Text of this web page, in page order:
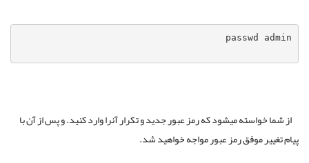
از شما خواسته میشود که رمز عبور جدید و تکرار آنرا وارد کنید. و پس از آن با
پیام تغییر موفق رمز عبور مواجه خواهید شد.